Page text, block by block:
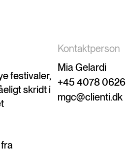
festivaler,
skridt i
Kontaktperson
Mia Gelardi
+45 4078 0626
mgc@clienti.dk